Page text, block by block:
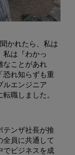
かれたら、私は
私は『わかっ
なことがあれ
恐れ知らずも重
ルエンジニア
職しました。
テンザ社長が推
全員に共通して
でビジネスを成